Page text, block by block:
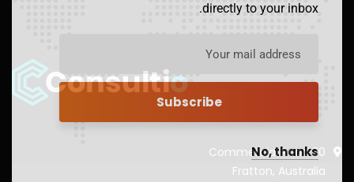
30 Commercial Road
Fratton, Australia
directly to your inbox.
No, thanks